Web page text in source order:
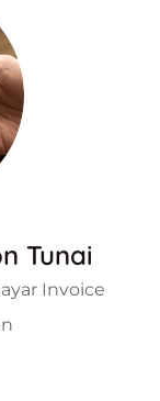
Tunai
Invoice